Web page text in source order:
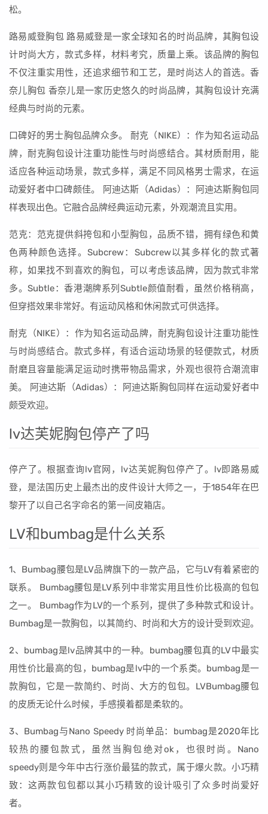
松。
路易威登胸包 路易威登是一家全球知名的时尚品牌，其胸包设
计时尚大方，款式多样，材料考究，质量上乘。该品牌的胸包
不仅注重实用性，还追求细节和工艺，是时尚达人的首选。香
奈儿胸包 香奈儿是一家历史悠久的时尚品牌，其胸包设计充满
经典与时尚的元素。
口碑好的男士胸包品牌众多。 耐克（NIKE）：作为知名运动品
牌，耐克胸包设计注重功能性与时尚感结合。其材质耐用，能
适应各种运动场景，款式多样，满足不同风格男士需求，在运
动爱好者中口碑颇佳。 阿迪达斯（Adidas）：阿迪达斯胸包同
样表现出色。它融合品牌经典运动元素，外观潮流且实用。
范克：范克提供斜挎包和小型胸包，品质不错，拥有绿色和黄
色两种颜色选择。Subcrew：Subcrew以其多样化的款式著
称，如果找不到喜欢的胸包，可以考虑该品牌，因为款式非常
多。Subtle：香港潮牌系列Subtle颜值耐看，虽然价格稍高，
但穿搭效果非常好。有运动风格和休闲款式可供选择。
耐克（NIKE）：作为知名运动品牌，耐克胸包设计注重功能性
与时尚感结合。款式多样，有适合运动场景的轻便款式，材质
耐磨且容量能满足运动时携带物品需求，外观也很符合潮流审
美。 阿迪达斯（Adidas）：阿迪达斯胸包同样在运动爱好者中
颇受欢迎。
lv达芙妮胸包停产了吗
停产了。根据查询lv官网，lv达芙妮胸包停产了。lv即路易威
登，是法国历史上最杰出的皮件设计大师之一，于1854年在巴
黎开了以自己名字命名的第一间皮箱店。
LV和bumbag是什么关系
1、Bumbag腰包是LV品牌旗下的一款产品，它与LV有着紧密的
联系。 Bumbag腰包是LV系列中非常实用且性价比极高的包包
之一。 Bumbag作为LV的一个系列，提供了多种款式和设计。
Bumbag是一款胸包，以其简约、时尚和大方的设计受到欢迎。
2、bumbag是lv品牌其中的一种。bumbag腰包真的LV中最实
用性价比最高的包，bumbag是lv中的一个系类。bumbag是一
款胸包，它是一款简约、时尚、大方的包包。LVBumbag腰包
的皮质无论什么时候，手感摸着都是柔软的。
3、Bumbag与Nano Speedy 时尚单品：bumbag是2020年比
较热的腰包款式，虽然当胸包绝对ok，也很时尚。Nano
speedy则是今年中古行涨价最猛的款式，属于爆火款。小巧精
致：这两款包包都以其小巧精致的设计吸引了众多时尚爱好
者。